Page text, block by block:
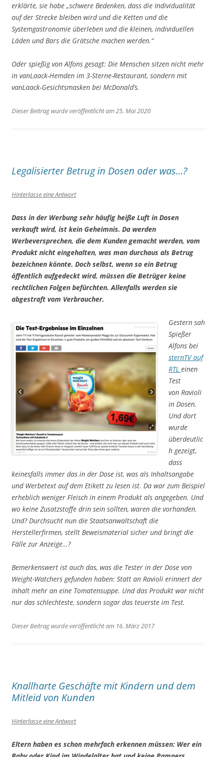
erklärte, sie habe „schwere Bedenken, dass die Individualität
auf der Strecke bleiben wird und die Ketten und die
Systemgastronomie überleben und die kleinen, individuellen
Läden und Bars die Grätsche machen werden.“
Oder spießig von Alfons gesagt: Die Menschen sitzen nicht mehr
in vanLaack-Hemden im 3-Sterne-Restaurant, sondern mit
vanLaack-Gesichtsmasken bei McDonald’s.
Dieser Beitrag wurde veröffentlicht am 25. Mai 2020
Legalisierter Betrug in Dosen oder was…?
Hinterlasse eine Antwort
Dass in der Werbung sehr häufig heiße Luft in Dosen
verkauft wird, ist kein Geheimnis. Da werden
Werbeversprechen, die dem Kunden gemacht werden, vom
Produkt nicht eingehalten, was man durchaus als Betrug
bezeichnen könnte. Doch selbst, wenn so ein Betrug
öffentlich aufgedeckt wird, müssen die Betrüger keine
rechtlichen Folgen befürchten. Allenfalls werden sie
abgestraft vom Verbraucher.
Gestern sah
Spießer
Alfons bei
sternTV auf
RTL einen
Test
von Ravioli
in Dosen.
Und dort
wurde
überdeutlic
h gezeigt,
dass
keinesfalls immer das in der Dose ist, was als Inhaltsangabe
und Werbetext auf dem Etikett zu lesen ist. Da war zum Beispiel
erheblich weniger Fleisch in einem Produkt als angegeben. Und
wo keine Zusatzstoffe drin sein sollten, waren die vorhanden.
Und? Durchsucht nun die Staatsanwaltschaft die
Herstellerfirmen, stellt Beweismaterial sicher und bringt die
Fälle zur Anzeige…?
Bemerkenswert ist auch das, was die Tester in der Dose von
Weight-Watchers gefunden haben: Statt an Ravioli erinnert der
Inhalt mehr an eine Tomatensuppe. Und das Produkt war nicht
nur das schlechteste, sondern sogar das teuerste im Test.
Dieser Beitrag wurde veröffentlicht am 16. März 2017
Knallharte Geschäfte mit Kindern und dem
Mitleid von Kunden
Hinterlasse eine Antwort
Eltern haben es schon mehrfach erkennen müssen: Wer ein